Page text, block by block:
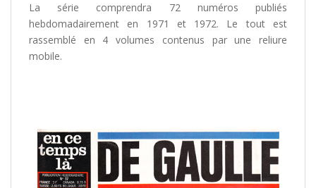
La série comprendra 72 numéros publiés
hebdomadairement en 1971 et 1972. Le tout est
rassemblé en 4 volumes contenus par une reliure
mobile.